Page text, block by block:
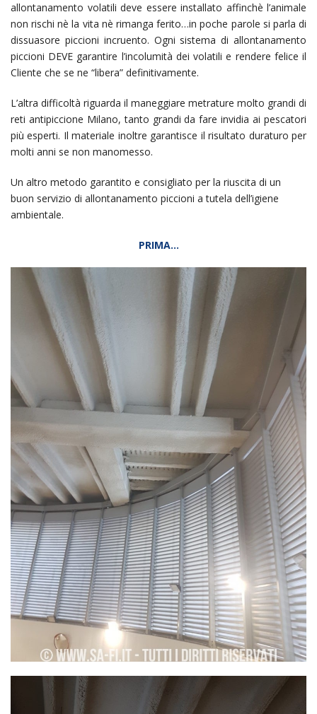
allontanamento volatili deve essere installato affinchè l’animale
non rischi nè la vita nè rimanga ferito…in poche parole si parla di
dissuasore piccioni incruento. Ogni sistema di allontanamento
piccioni DEVE garantire l’incolumità dei volatili e rendere felice il
Cliente che se ne “libera” definitivamente.
L’altra difficoltà riguarda il maneggiare metrature molto grandi di
reti antipiccione Milano, tanto grandi da fare invidia ai pescatori
più esperti. Il materiale inoltre garantisce il risultato duraturo per
molti anni se non manomesso.
Un altro metodo garantito e consigliato per la riuscita di un
buon servizio di allontanamento piccioni a tutela dell’igiene
ambientale.
PRIMA…